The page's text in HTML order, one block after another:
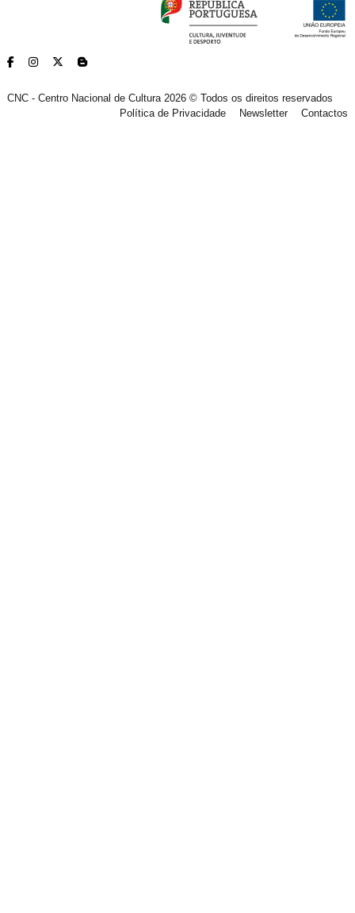
CNC - Centro Nacional de Cultura 2026 © Todos os direitos reservados
Política de Privacidade
Newsletter Contactos